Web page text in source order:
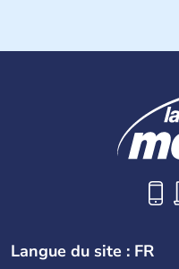
Histoire et
des pays les plus
constituent son
région, passant en
développement » à «
millions d'habitants. La
Langue du site : FR